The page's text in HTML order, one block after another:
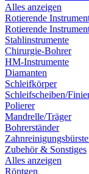
Alles anzeigen
Rotierende
Rotierende
Stahlinstrumente
Chirurgie-Bohrer
HM-Instrumente
Diamanten
Schleifkörper
Schleifscheiben/
Polierer
Mandrelle/Träger
Bohrerständer
Zubehör & Sonstiges
Alles anzeigen
Röntgen